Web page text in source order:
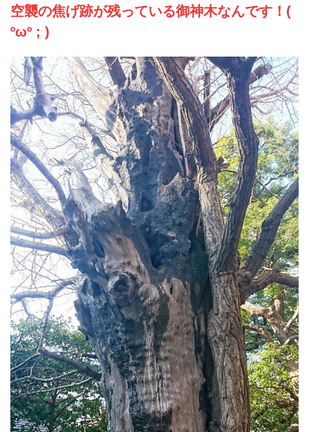
空襲の焦げ跡が残っている御神木なんです！(
ºωº ; )